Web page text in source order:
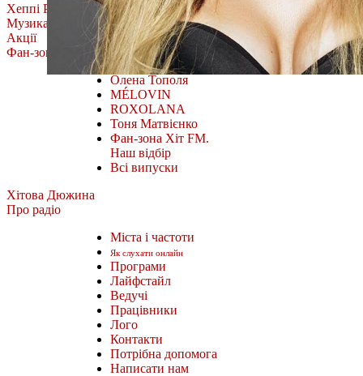
Хеппі Ранок
Музика
Акції
Фан-зона
Олена Тополя
MÉLOVIN
ROXOLANA
Тоня Матвієнко
Фан-зона Хіт FM.
Наш відбір
Всі випуски
Хітова Дюжина
Про радіо
Міста і частоти
Як слухати онлайн
Програми
Лайфстайл
Ведучі
Працівники
Лого
Контакти
Потрібна допомога
Написати нам